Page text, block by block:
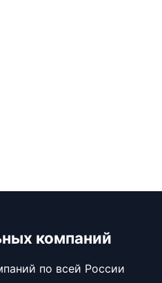
компаний
по всей России